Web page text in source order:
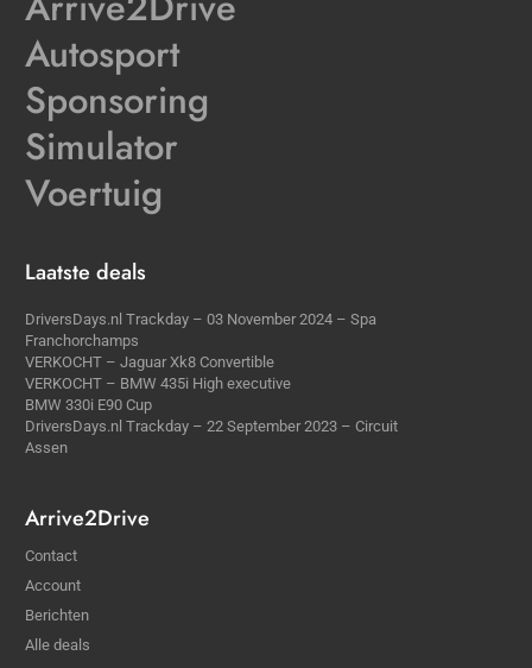
Autosport
Sponsoring
Simulator
Voertuig
Laatste deals
DriversDays.nl Trackday – 03 November 2024 – Spa
Franchorchamps
VERKOCHT – Jaguar Xk8 Convertible
VERKOCHT – BMW 435i High executive
BMW 330i E90 Cup
DriversDays.nl Trackday – 22 September 2023 – Circuit
Assen
Arrive2Drive
Contact
Account
Berichten
Alle deals